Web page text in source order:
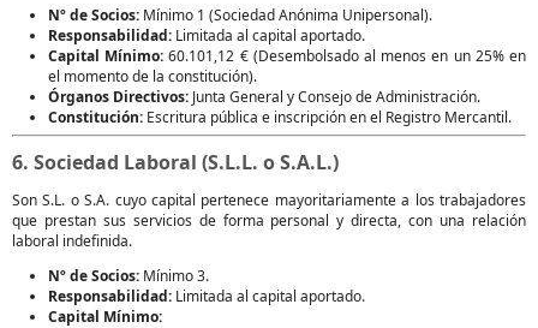
Nº de Socios: Mínimo 1 (Sociedad Anónima Unipersonal).
Responsabilidad: Limitada al capital aportado.
Capital Mínimo: 60.101,12 € (Desembolsado al menos en un 25% en
el momento de la constitución).
Órganos Directivos: Junta General y Consejo de Administración.
Constitución: Escritura pública e inscripción en el Registro Mercantil.
6. Sociedad Laboral (S.L.L. o S.A.L.)
Son S.L. o S.A. cuyo capital pertenece mayoritariamente a los trabajadores
que prestan sus servicios de forma personal y directa, con una relación
laboral indefinida.
Nº de Socios: Mínimo 3.
Responsabilidad: Limitada al capital aportado.
Capital Mínimo: